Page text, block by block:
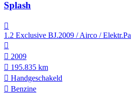
Splash
1.2 Exclusive BJ.2009 / Airco /
2009
195.835 km
Hand­geschakeld
Benzine